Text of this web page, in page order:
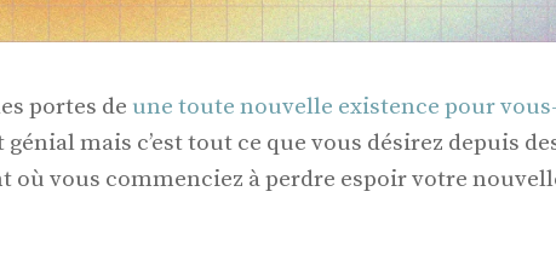
portes de une toute nouvelle existence pour
génial mais c’est tout ce que vous désirez depuis
où vous commenciez à perdre espoir votre